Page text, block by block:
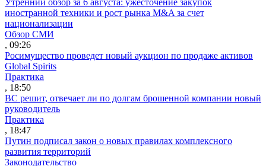
иностранной техники и рост рынка M&A за счет
национализации
Обзор СМИ
, 09:26
Росимущество проведет новый аукцион по продаже активов
Global Spirits
Практика
, 18:50
ВС решит, отвечает ли по долгам брошенной компании новый
руководитель
Практика
, 18:47
Путин подписал закон о новых правилах комплексного
развития территорий
Законодательство